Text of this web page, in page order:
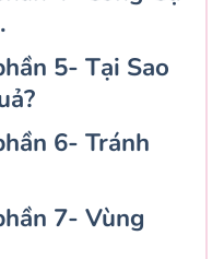
5- Tại Sao
6- Tránh
7- Vùng